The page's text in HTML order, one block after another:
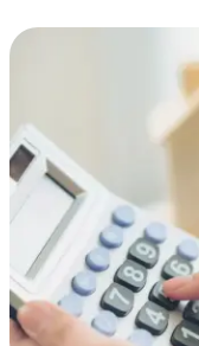
exonérations et